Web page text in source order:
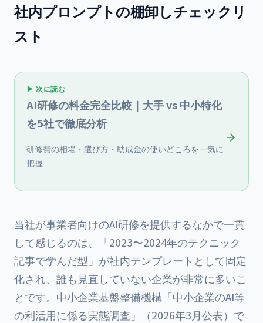
社内プロンプトの棚卸しチェックリ
スト
▶ 次に読む
AI研修の料金完全比較｜大手 vs 中小特化
を5社で徹底分析
研修費の相場・選び方・助成金の使いどころを一気に
把握
当社が事業者向けのAI研修を提供するなかで一貫
して感じるのは、「2023〜2024年のテクニック
記事で学んだ型」が社内テンプレートとして固定
化され、誰も見直していない企業が非常に多いこ
とです。中小企業基盤整備機構「中小企業のAI等
の利活用に係る実態調査」（2026年3月公表）で